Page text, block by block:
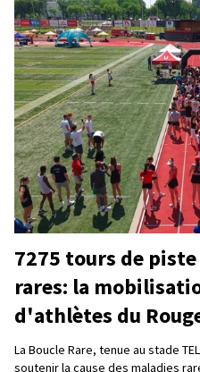
7275 tours de
rares: la
d'athlètes du
La Boucle Rare, tenue au stade
soutenir la cause des maladies